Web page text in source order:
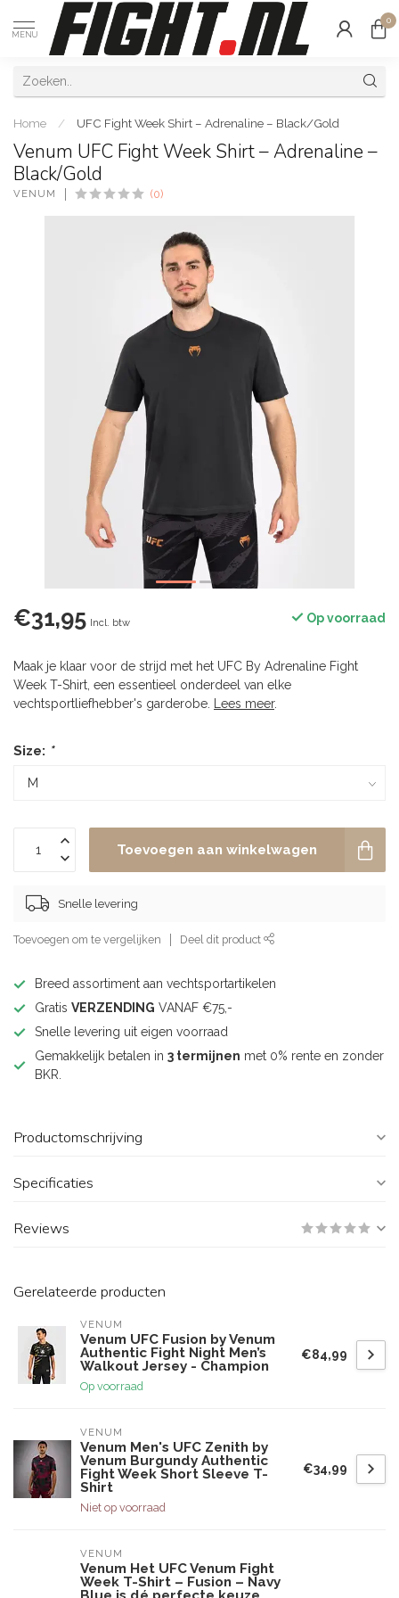
MENU
0
Home / UFC Fight Week Shirt – Adrenaline – Black/Gold
Venum UFC Fight Week Shirt – Adrenaline –
Black/Gold
VENUM (0)
€31,95 Incl. btw Op voorraad
Maak je klaar voor de strijd met het UFC By Adrenaline Fight
Week T-Shirt, een essentieel onderdeel van elke
vechtsportliefhebber's garderobe.
Lees meer.
Size: *
Toevoegen aan winkelwagen
Snelle levering
Toevoegen om te vergelijken Deel dit product
Breed assortiment aan vechtsportartikelen
Gratis VERZENDING VANAF €75,-
Snelle levering uit eigen voorraad
Gemakkelijk betalen in 3 termijnen met 0% rente en zonder
BKR.
Productomschrijving
Specificaties
Reviews
Gerelateerde producten
VENUM
Venum UFC Fusion by Venum
Authentic Fight Night Men’s
Walkout Jersey - Champion
Op voorraad
€84,99
VENUM
Venum Men's UFC Zenith by
Venum Burgundy Authentic
Fight Week Short Sleeve T-
Shirt
Niet op voorraad
€34,99
VENUM
Venum Het UFC Venum Fight
Week T-Shirt – Fusion – Navy